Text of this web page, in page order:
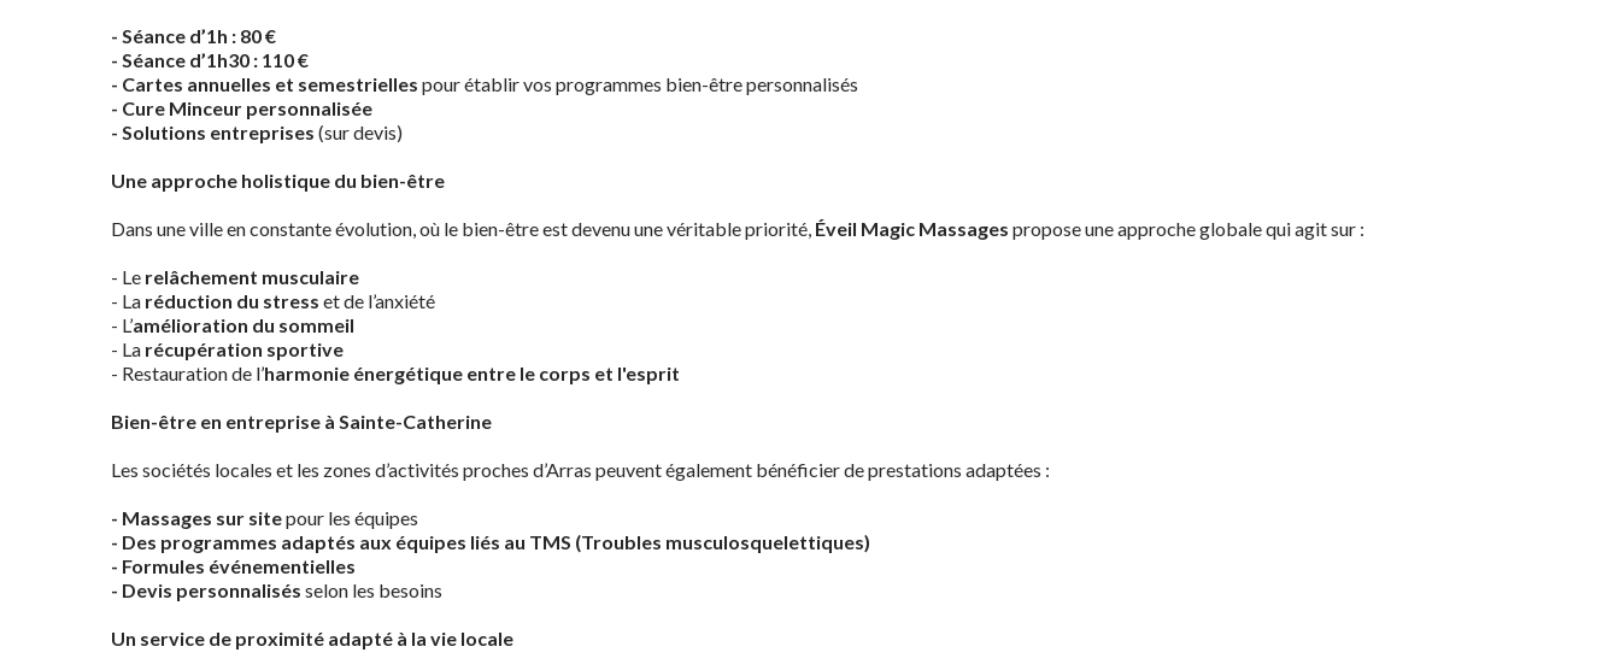
- Séance d’1h : 80 €
- Séance d’1h30 : 110 €
- Cartes annuelles et semestrielles pour établir vos programmes bien-être personnalisés
- Cure Minceur personnalisée
- Solutions entreprises (sur devis)
Une approche holistique du bien-être
Dans une ville en constante évolution, où le bien-être est devenu une véritable priorité, Éveil Magic Massages propose une approche globale qui agit sur :
- Le relâchement musculaire
- La réduction du stress et de l’anxiété
- L’amélioration du sommeil
- La récupération sportive
- Restauration de l’harmonie énergétique entre le corps et l'esprit
Bien-être en entreprise à Sainte-Catherine
Les sociétés locales et les zones d’activités proches d’Arras peuvent également bénéficier de prestations adaptées :
- Massages sur sitepour les équipes
- Des programmes adaptés aux équipes liés au TMS (Troubles musculosquelettiques)
- Formules événementielles
- Devis personnalisés selon les besoins
Un service de proximité adapté à la vie locale